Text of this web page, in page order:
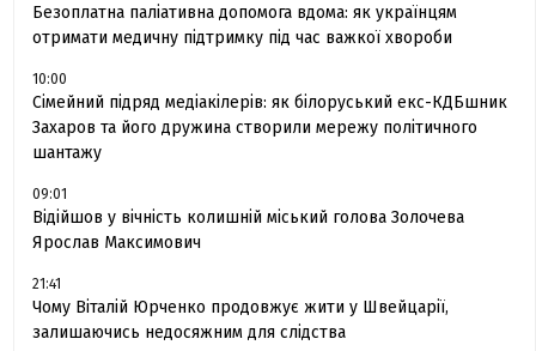
Безоплатна паліативна допомога вдома: як українцям
отримати медичну підтримку під час важкої хвороби
10:00
Сімейний підряд медіакілерів: як білоруський екс-КДБшник
Захаров та його дружина створили мережу політичного
шантажу
09:01
Відійшов у вічність колишній міський голова Золочева
Ярослав Максимович
21:41
Чому Віталій Юрченко продовжує жити у Швейцарії,
залишаючись недосяжним для слідства